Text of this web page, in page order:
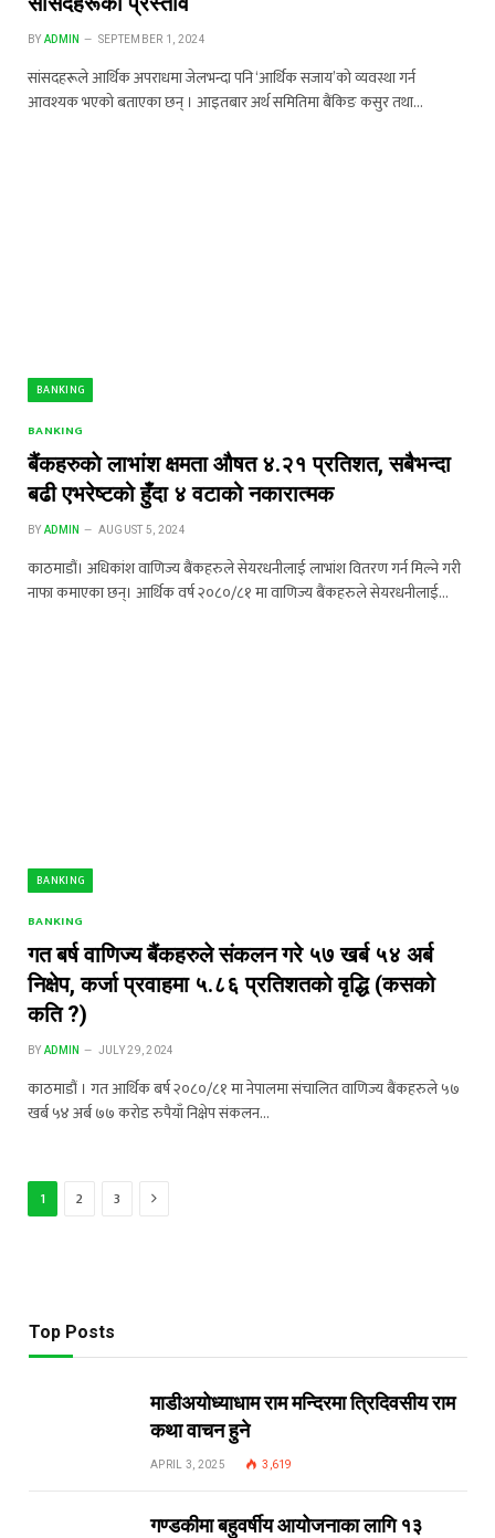
BY ADMIN SEPTEMBER 1, 2024
सांसदहरूले आर्थिक अपराधमा जेलभन्दा पनि ‘आर्थिक सजाय’को व्यवस्था गर्न
आवश्यक भएको बताएका छन् । आइतबार अर्थ समितिमा बैंकिङ कसुर तथा…
BANKING
BANKING
बैंकहरुकाे लाभांश क्षमता औषत ४.२१ प्रतिशत, सबैभन्दा
बढी एभरेष्टको हुँदा ४ वटाको नकारात्मक
BY ADMIN AUGUST 5, 2024
काठमाडौं। अधिकांश वाणिज्य बैंकहरुले सेयरधनीलाई लाभांश वितरण गर्न मिल्ने गरी
नाफा कमाएका छन्। आर्थिक वर्ष २०८०/८१ मा वाणिज्य बैंकहरुले सेयरधनीलाई…
BANKING
BANKING
गत बर्ष वाणिज्य बैंकहरुले संकलन गरे ५७ खर्ब ५४ अर्ब
निक्षेप, कर्जा प्रवाहमा ५.८६ प्रतिशतको वृद्धि (कसको
कति ?)
BY ADMIN JULY 29, 2024
काठमाडौं । गत आर्थिक बर्ष २०८०/८१ मा नेपालमा संचालित वाणिज्य बैंकहरुले ५७
खर्ब ५४ अर्ब ७७ करोड रुपैयाँ निक्षेप संकलन…
1 2 3 Next
Top Posts
माडीअयोध्याधाम राम मन्दिरमा त्रिदिवसीय राम
कथा वाचन हुने
APRIL 3, 2025 3,619
गण्डकीमा बहुवर्षीय आयोजनाका लागि १३